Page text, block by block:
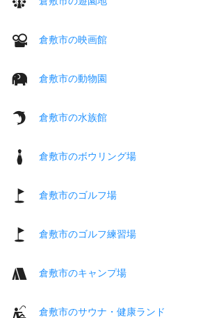
倉敷市の映画館
倉敷市の動物園
倉敷市の水族館
倉敷市のボウリング場
倉敷市のゴルフ場
倉敷市のゴルフ練習場
倉敷市のキャンプ場
倉敷市のサウナ・健康ランド